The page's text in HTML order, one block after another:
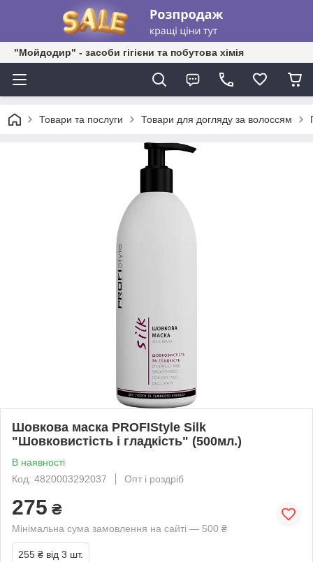
"Мойдодир" - засоби гігієни та побутова хімія
Товари та послуги Товари для догляду за волоссям
Шовкова маска PROFIStyle Silk
"Шовковистість і гладкість" (500мл.)
В наявності
Код: 4820003292037
Опт і роздріб
275 ₴
Мінімальна сума замовлення на сайті — 500 ₴
255 ₴ від 3 шт.